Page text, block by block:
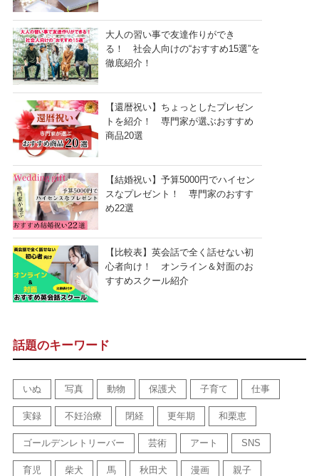
大人の習い事で友達作りができ
る！ 社会人向けの“おすすめ15選”を
徹底紹介！
【還暦祝い】ちょっとしたプレゼン
トを紹介！ 専門家が選ぶおすすめ
商品20選
【結婚祝い】予算5000円でハイセン
スなプレゼント！ 専門家のおすす
め22選
【比較表】英会話で全く話せない初
心者向け！ オンライン＆対面のお
すすめスクール紹介
話題のキーワード
いぬ 写真 動物 保護犬 子育て 仕事
実録 不妊治療 閉経 更年期 和栗恵
ゴールデンレトリーバー 芸術 アート SNS
育児 柴犬 馬 秋田犬 漫画 親子